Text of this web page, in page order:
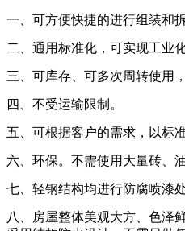
一、可方便快捷的进行组装和
二、通用标准化，可实现工业化
三、可库存、可多次周转使用
四、不受运输限制。
五、可根据客户的需求，以标
六、环保。不需使用大量砖、
七、轻钢结构均进行防腐喷漆
八、房屋整体美观大方、色泽